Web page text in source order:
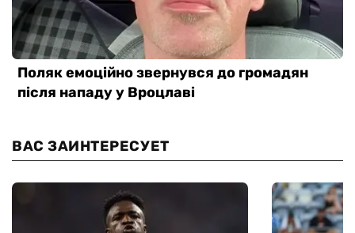
ВАС ЗАИНТЕРЕСУЕТ